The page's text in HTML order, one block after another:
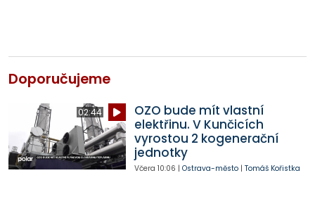
Doporučujeme
02:44
OZO bude mít vlastní
elektřinu. V Kunčicích
vyrostou 2 kogenerační
jednotky
Včera 10:06 | Ostrava-město| Tomáš Kořistka